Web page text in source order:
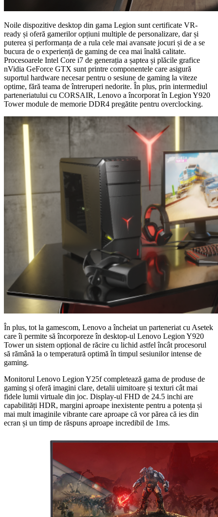
Noile dispozitive desktop din gama Legion sunt certificate VR-
ready și oferă gamerilor opțiuni multiple de personalizare, dar și
puterea și performanța de a rula cele mai avansate jocuri și de a se
bucura de o experiență de gaming de cea mai înaltă calitate.
Procesoarele Intel Core i7 de generația a șaptea și plăcile grafice
nVidia GeForce GTX sunt printre componentele care asigură
suportul hardware necesar pentru o sesiune de gaming la viteze
optime, fără teama de întreruperi nedorite. În plus, prin intermediul
parteneriatului cu CORSAIR, Lenovo a încorporat în Legion Y920
Tower module de memorie DDR4 pregătite pentru overclocking.
În plus, tot la gamescom, Lenovo a încheiat un parteneriat cu Asetek
care îi permite să încorporeze în desktop-ul Lenovo Legion Y920
Tower un sistem opțional de răcire cu lichid astfel încât procesorul
să rămână la o temperatură optimă în timpul sesiunilor intense de
gaming.
Monitorul Lenovo Legion Y25f completează gama de produse de
gaming și oferă imagini clare, detalii uimitoare și texturi cât mai
fidele lumii virtuale din joc. Display-ul FHD de 24.5 inchi are
capabilități HDR, margini aproape inexistente pentru a potența și
mai mult imaginile vibrante care aproape că vor părea că ies din
ecran și un timp de răspuns aproape incredibil de 1ms.